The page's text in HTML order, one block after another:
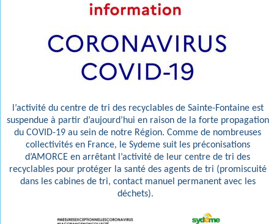
l’activité du centre de tri des recyclables de Sainte-Fontaine est
suspendue à partir d’aujourd’hui en raison de la forte propagation
du COVID-19 au sein de notre Région. Comme de nombreuses
collectivités en France, le Sydeme suit les préconisations
d’AMORCE en arrêtant l’activité de leur centre de tri des
recyclables pour protéger la santé des agents de tri (promiscuité
dans les cabines de tri, contact manuel permanent avec les
déchets).